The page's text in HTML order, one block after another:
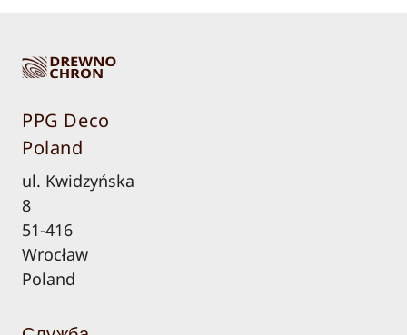
PPG Deco
Poland
ul. Kwidzyńska
8
51-416
Wrocław
Poland